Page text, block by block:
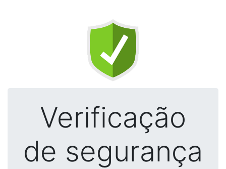
Verificação
de segurança